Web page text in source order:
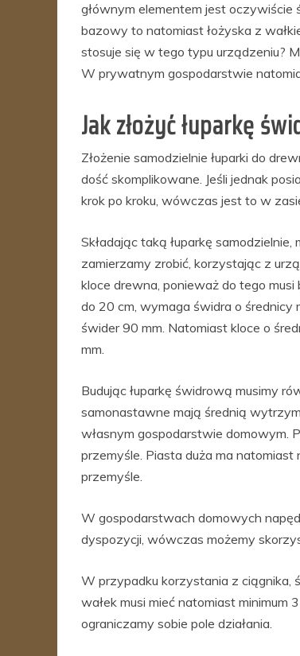
głównym elementem jest oczywiście
bazowy to natomiast łożyska z
stosuje się w tego typu urządzeniu?
W prywatnym gospodarstwie
Jak złożyć łuparkę
Złożenie samodzielnie łuparki do
dość skomplikowane. Jeśli jednak
krok po kroku, wówczas jest to w
Składając taką łuparkę
zamierzamy zrobić, korzystając z
kloce drewna, ponieważ do tego
do 20 cm, wymaga świdra o średnicy
świder 90 mm. Natomiast kloce o
mm.
Budując łuparkę świdrową musimy
samonastawne mają średnią
własnym gospodarstwie domowym.
przemyśle. Piasta duża ma
przemyśle.
W gospodarstwach domowych
dyspozycji, wówczas możemy
W przypadku korzystania z ciągnika,
wałek musi mieć natomiast minimum
ograniczamy sobie pole działania.